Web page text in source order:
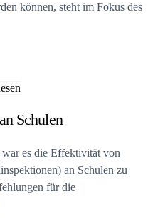
können, steht im Fokus des
Schulen
es die Effektivität von
an Schulen zu
für die